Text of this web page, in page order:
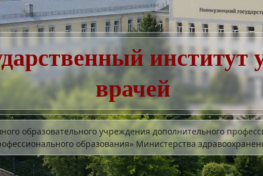
институт
врачей
образовательного учреждения дополнительного
образования» Министерства